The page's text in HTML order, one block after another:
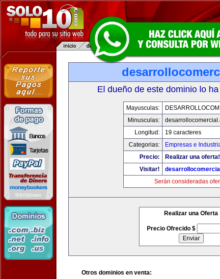
El dueño de este dominio lo
Mayusculas:
Minusculas:
Longitud:
19 caracteres
Categorias:
Empresas e
Precio:
Realizar una oferta!
Visitar!
Serán consideradas
Realizar una Oferta
Precio Ofrecido $
Otros dominios en venta: